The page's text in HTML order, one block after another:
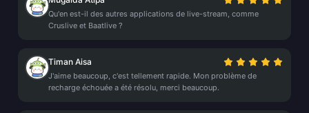
Qu'en est-il des autres applications de live-stream, comme
Cruslive et Baatlive ?
Timan Aisa
J'aime beaucoup, c'est tellement rapide. Mon problème de
recharge échouée a été résolu, merci beaucoup.